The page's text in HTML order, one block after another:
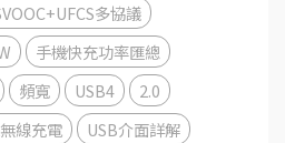
多協議
手機快充功率匯總
頻寬 USB4
2.0
線充電
USB介面詳解